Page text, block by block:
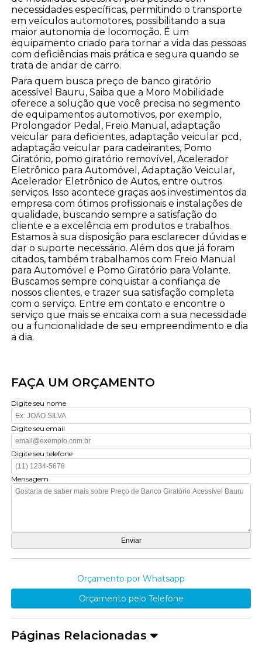
necessidades específicas, permitindo o transporte
em veículos automotores, possibilitando a sua
maior autonomia de locomoção. É um
equipamento criado para tornar a vida das pessoas
com deficiências mais prática e segura quando se
trata de andar de carro.
Para quem busca preço de banco giratório
acessível Bauru, Saiba que a Moro Mobilidade
oferece a solução que você precisa no segmento
de equipamentos automotivos, por exemplo,
Prolongador Pedal, Freio Manual, adaptação
veicular para deficientes, adaptação veicular pcd,
adaptação veicular para cadeirantes, Pomo
Giratório, pomo giratório removível, Acelerador
Eletrônico para Automóvel, Adaptação Veicular,
Acelerador Eletrônico de Autos, entre outros
serviços. Isso acontece graças aos investimentos da
empresa com ótimos profissionais e instalações de
qualidade, buscando sempre a satisfação do
cliente e a excelência em produtos e trabalhos.
Estamos à sua disposição para esclarecer dúvidas e
dar o suporte necessário. Além dos que já foram
citados, também trabalhamos com Freio Manual
para Automóvel e Pomo Giratório para Volante.
Buscamos sempre conquistar a confiança de
nossos clientes, e trazer sua satisfação completa
com o serviço. Entre em contato e encontre o
serviço que mais se encaixa com a sua necessidade
ou a funcionalidade de seu empreendimento e dia
a dia.
FAÇA UM ORÇAMENTO
Digite seu nome
Digite seu email
Digite seu telefone
Mensagem
Orçamento por Whatsapp
Orçamento pelo Telefone
Páginas Relacionadas